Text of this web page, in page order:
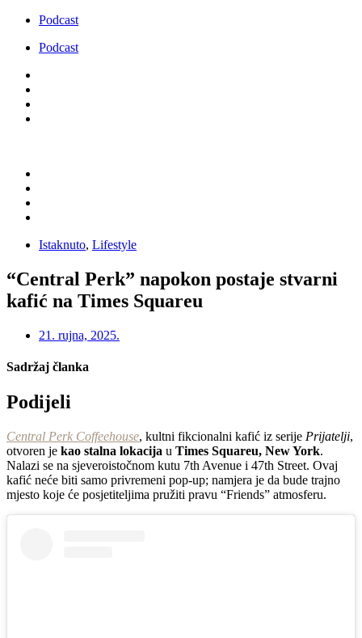
Podcast
Podcast
Istaknuto, Lifestyle
“Central Perk” napokon postaje stvarni
kafić na Times Squareu
21. rujna, 2025.
Sadržaj članka
Podijeli
Central Perk Coffeehouse, kultni fikcionalni kafić iz serije Prijatelji,
otvoren je kao stalna lokacija u Times Squareu, New York.
Nalazi se na sjeveroistočnom kutu 7th Avenue i 47th Street. Ovaj
kafić neće biti samo privremeni pop-up; namjera je da bude trajno
mjesto koje će posjetiteljima pružiti pravu “Friends” atmosferu.